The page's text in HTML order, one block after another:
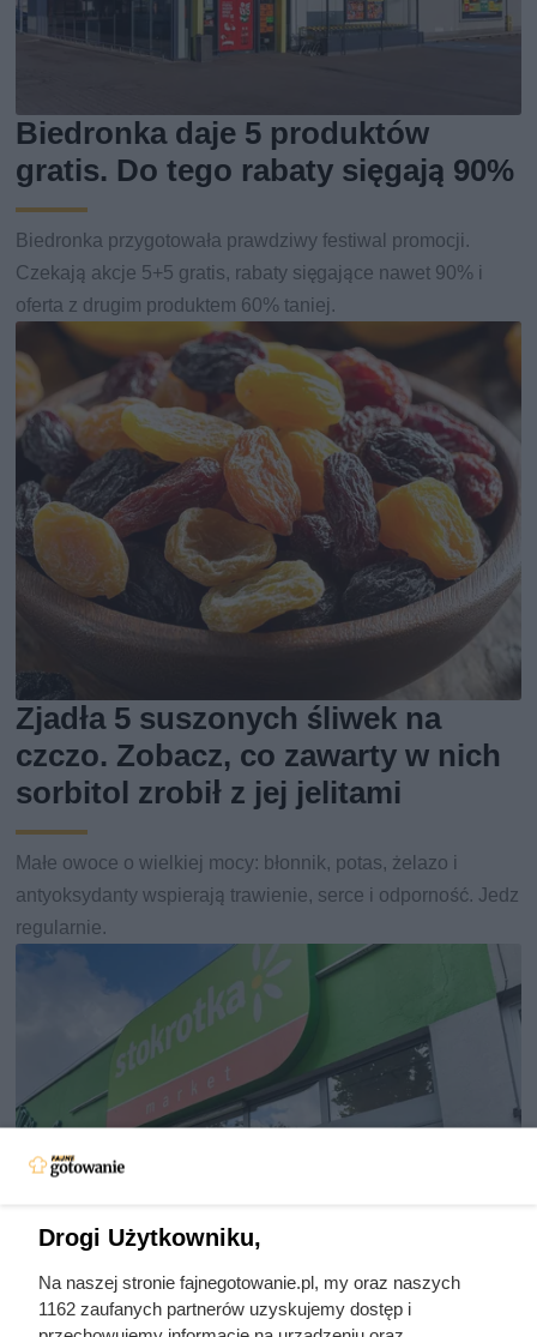
Biedronka daje 5 produktów
gratis. Do tego rabaty sięgają 90%
Biedronka przygotowała prawdziwy festiwal promocji.
Czekają akcje 5+5 gratis, rabaty sięgające nawet 90% i
oferta z drugim produktem 60% taniej.
Zjadła 5 suszonych śliwek na
czczo. Zobacz, co zawarty w nich
sorbitol zrobił z jej jelitami
Małe owoce o wielkiej mocy: błonnik, potas, żelazo i
antyoksydanty wspierają trawienie, serce i odporność. Jedz
regularnie.
Drogi Użytkowniku,
Na naszej stronie fajnegotowanie.pl, my oraz naszych
1162 zaufanych partnerów uzyskujemy dostęp i